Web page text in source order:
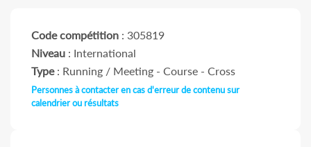
Code compétition : 305819
Niveau : International
Type: Running / Meeting - Course - Cross
Personnes à contacter en cas d'erreur de contenu sur
calendrier ou résultats